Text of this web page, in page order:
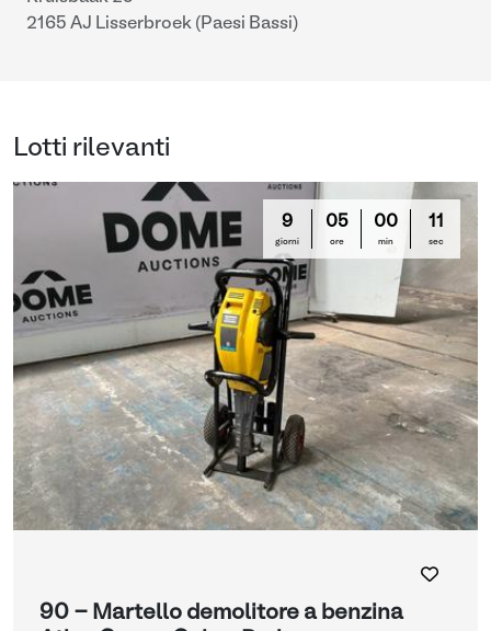
2165 AJ Lisserbroek (Paesi Bassi)
Lotti rilevanti
9
giorni
05
ore
00
min
10
sec
90 - Martello demolitore a benzina